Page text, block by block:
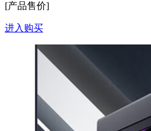
[产品售价]
进入购买